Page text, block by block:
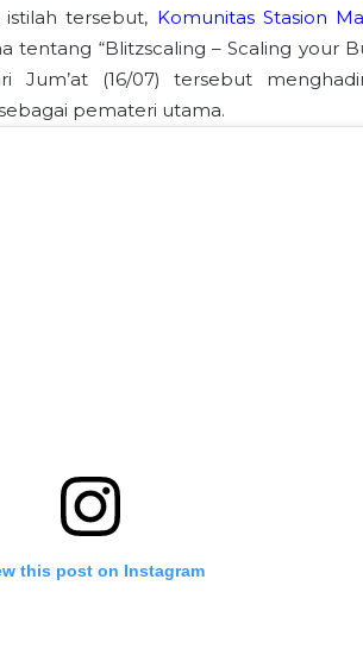
tersebut, Komunitas Stasion
“Blitzscaling – Scaling your
Jum’at (16/07) tersebut
pemateri utama.
this post on Instagram